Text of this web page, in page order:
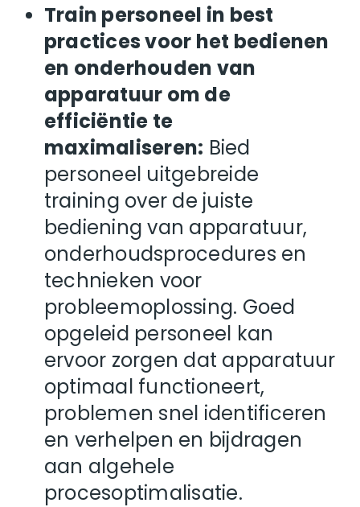
Train personeel in best
practices voor het bedienen
en onderhouden van
apparatuur om de
efficiëntie te
maximaliseren: Bied
personeel uitgebreide
training over de juiste
bediening van apparatuur,
onderhoudsprocedures en
technieken voor
probleemoplossing. Goed
opgeleid personeel kan
ervoor zorgen dat apparatuur
optimaal functioneert,
problemen snel identificeren
en verhelpen en bijdragen
aan algehele
procesoptimalisatie.